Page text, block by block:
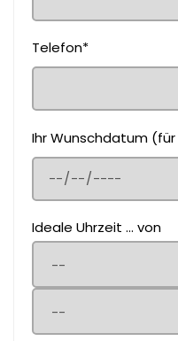
Telefon*
Ihr Wunschdatum (für
Ideale Uhrzeit ... von